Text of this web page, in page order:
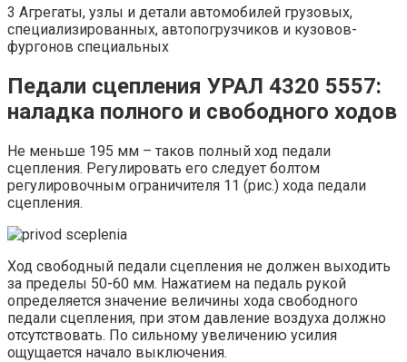
3 Агрегаты, узлы и детали автомобилей грузовых,
специализированных, автопогрузчиков и кузовов-
фургонов специальных
Педали сцепления УРАЛ 4320 5557:
наладка полного и свободного ходов
Не меньше 195 мм – таков полный ход педали
сцепления. Регулировать его следует болтом
регулировочным ограничителя 11 (рис.) хода педали
сцепления.
Ход свободный педали сцепления не должен выходить
за пределы 50-60 мм. Нажатием на педаль рукой
определяется значение величины хода свободного
педали сцепления, при этом давление воздуха должно
отсутствовать. По сильному увеличению усилия
ощущается начало выключения.